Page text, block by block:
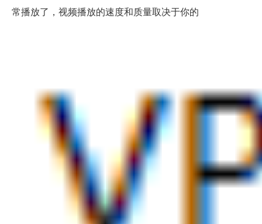
常播放了，视频播放的速度和质量取决于你的